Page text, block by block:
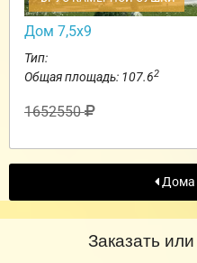
Дом 7,5х9
Тип:
Общая площадь: 107.62
1652550
Дома
Заказать